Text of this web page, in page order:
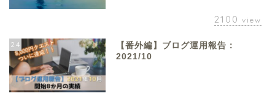
2100 view
24
【番外編】ブログ運用報告：
2021/10